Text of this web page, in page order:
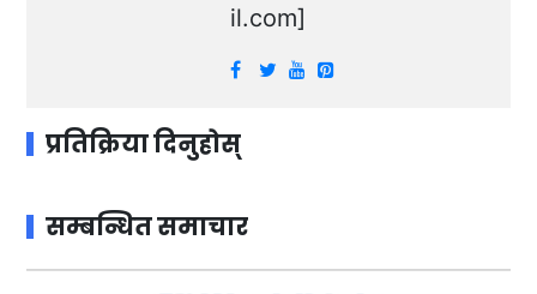
il.com]
प्रतिक्रिया दिनुहोस्
सम्बन्धित समाचार